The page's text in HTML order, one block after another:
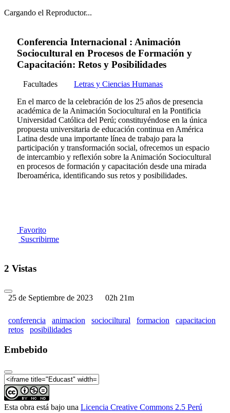
Cargando el Reproductor...
Conferencia Internacional : Animación
Sociocultural en Procesos de Formación y
Capacitación: Retos y Posibilidades
Facultades
Letras y Ciencias Humanas
En el marco de la celebración de los 25 años de presencia
académica de la Animación Sociocultural en la Pontificia
Universidad Católica del Perú; constituyéndose en la única
propuesta universitaria de educación continua en América
Latina desde una importante línea de trabajo para la
participación y transformación social, ofrecemos un espacio
de intercambio y reflexión sobre la Animación Sociocultural
en procesos de formación y capacitación desde una mirada
Iberoamérica, identificando sus retos y posibilidades.
Favorito
Suscribirme
2 Vistas
25 de Septiembre de 2023 02h 21m
conferencia animacion sociociltural formacion
capacitacion
retos
posibilidades
Embebido
Esta obra está bajo una Licencia Creative Commons 2.5 Perú